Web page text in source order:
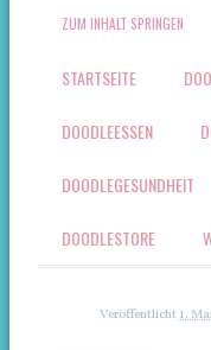
ZUM INHALT SPRINGEN
STARTSEITE
DOODLEESSEN
DOODLEGESUNDHEIT
DOODLESTORE
Veröffentlicht 1.